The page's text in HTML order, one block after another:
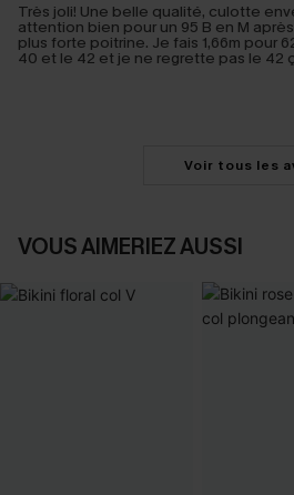
Très joli! Une belle qualité, culotte
attention bien pour un 95 B en M
plus forte poitrine. Je fais 1,66m pour
40 et le 42 et je ne regrette pas le 42
Voir tous les
VOUS AIMERIEZ AUSSI